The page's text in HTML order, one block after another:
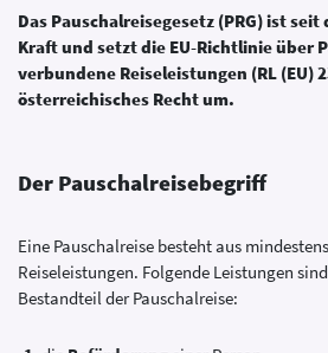
Das Pauschalreisegesetz (PRG) ist seit
Kraft und setzt die EU-Richtlinie über
verbundene Reiseleistungen (RL (EU)
österreichisches Recht um.
Der Pauschalreisebegriff
Eine Pauschalreise besteht aus
Reiseleistungen. Folgende Leistungen
Bestandteil der Pauschalreise: